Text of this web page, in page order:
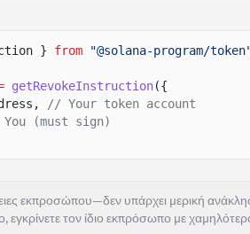
,
} from "@solana-program/
getRevokeInstruction({
// Your token account
(must sign)
εκπροσώπου—δεν υπάρχει μερική
εγκρίνετε τον ίδιο εκπρόσωπο με